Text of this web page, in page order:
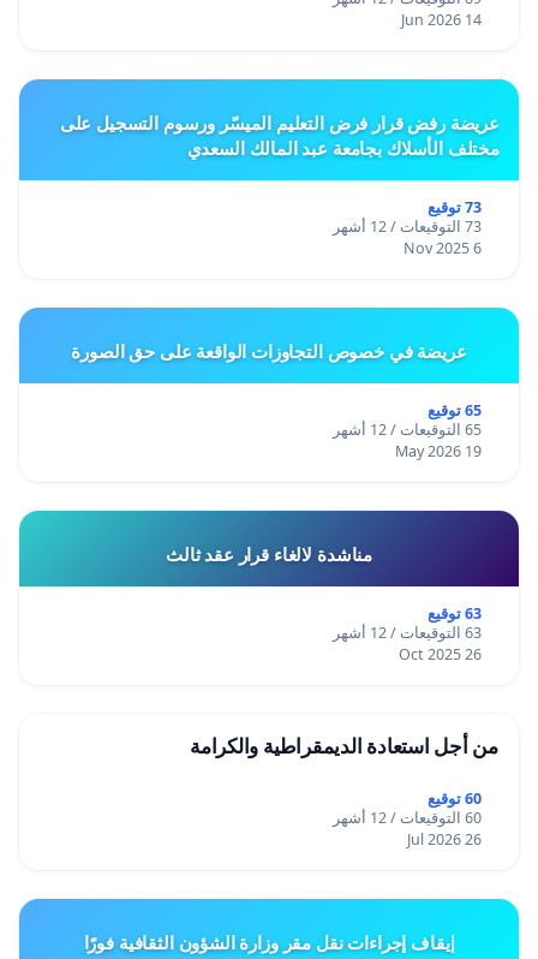
14 Jun 2026
عريضة رفض قرار فرض التعليم الميسّر ورسوم التسجيل على
مختلف الأسلاك بجامعة عبد المالك السعدي
73 توقيع
73 التوقيعات / 12 أشهر
6 Nov 2025
عريضة في خصوص التجاوزات الواقعة على حق الصورة
65 توقيع
65 التوقيعات / 12 أشهر
19 May 2026
مناشدة لالغاء قرار عقد ثالث
63 توقيع
63 التوقيعات / 12 أشهر
26 Oct 2025
من أجل استعادة الديمقراطية والكرامة
60 توقيع
60 التوقيعات / 12 أشهر
26 Jul 2026
إيقاف إجراءات نقل مقر وزارة الشؤون الثقافية فورًا